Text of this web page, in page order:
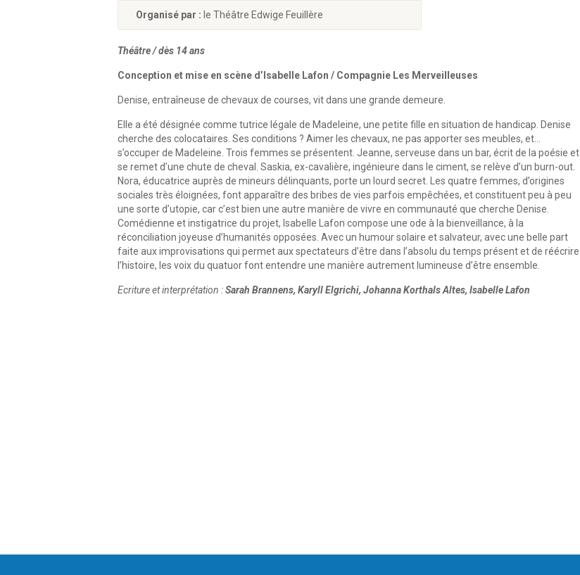
Organisé par : le Théâtre Edwige Feuillère
Théâtre / dès 14 ans
Conception et mise en scène d’Isabelle Lafon / Compagnie Les Merveilleuses
Denise, entraîneuse de chevaux de courses, vit dans une grande demeure.
Elle a été désignée comme tutrice légale de Madeleine, une petite fille en situation de handicap. Denise
cherche des colocataires. Ses conditions ? Aimer les chevaux, ne pas apporter ses meubles, et…
s’occuper de Madeleine. Trois femmes se présentent. Jeanne, serveuse dans un bar, écrit de la poésie et
se remet d’une chute de cheval. Saskia, ex-cavalière, ingénieure dans le ciment, se relève d’un burn-out.
Nora, éducatrice auprès de mineurs délinquants, porte un lourd secret. Les quatre femmes, d’origines
sociales très éloignées, font apparaître des bribes de vies parfois empêchées, et constituent peu à peu
une sorte d’utopie, car c’est bien une autre manière de vivre en communauté que cherche Denise.
Comédienne et instigatrice du projet, Isabelle Lafon compose une ode à la bienveillance, à la
réconciliation joyeuse d’humanités opposées. Avec un humour solaire et salvateur, avec une belle part
faite aux improvisations qui permet aux spectateurs d’être dans l’absolu du temps présent et de réécrire
l’histoire, les voix du quatuor font entendre une manière autrement lumineuse d’être ensemble.
Ecriture et interprétation :Sarah Brannens, Karyll Elgrichi, Johanna Korthals Altes, Isabelle Lafon